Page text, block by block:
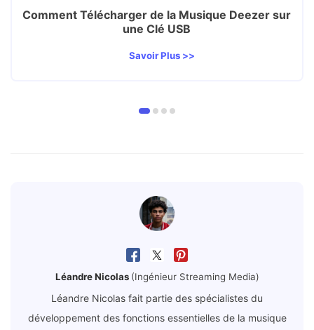
Comment Télécharger de la Musique Deezer sur
une Clé USB
Savoir Plus >>
Léandre Nicolas (Ingénieur Streaming Media)
Léandre Nicolas fait partie des spécialistes du
développement des fonctions essentielles de la musique